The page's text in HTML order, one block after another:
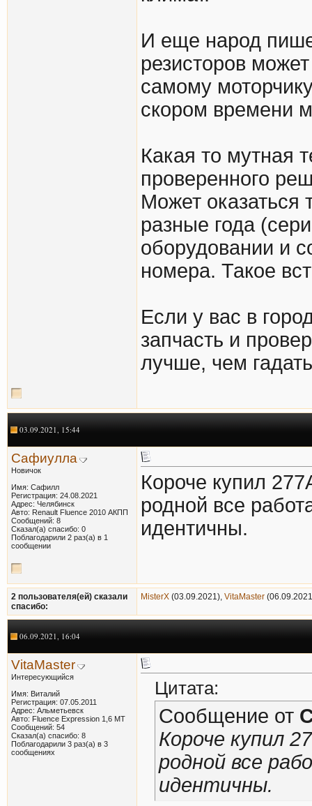
И еще народ
резисторов
самому
скором времени
Какая то мутная
проверенного
Может оказаться
разные года
оборудовании и
номера. Такое
Если у вас в
запчасть и
лучше, чем
03.09.2021, 15:44
Сафиулла
Новичок
Имя: Сафилл
Регистрация: 24.08.2021
Адрес: Челябинск
Авто: Renault Fluence 2010 АКПП
Сообщений: 8
Сказал(а) спасибо: 0
Поблагодарили 2 раз(а) в 1
сообщении
Короче купил
родной все
идентичны.
2 пользователя(ей) сказали
cпасибо:
MisterX (03.09.2021), VitaMaster
06.09.2021, 16:04
VitaMaster
Интересующийся
Имя: Виталий
Регистрация: 07.05.2011
Адрес: Альметьевск
Авто: Fluence Expression 1,6 МТ
Сообщений: 54
Сказал(а) спасибо: 8
Поблагодарили 3 раз(а) в 3
сообщениях
Цитата:
Сообщение от
Короче купил
родной все
идентичны.